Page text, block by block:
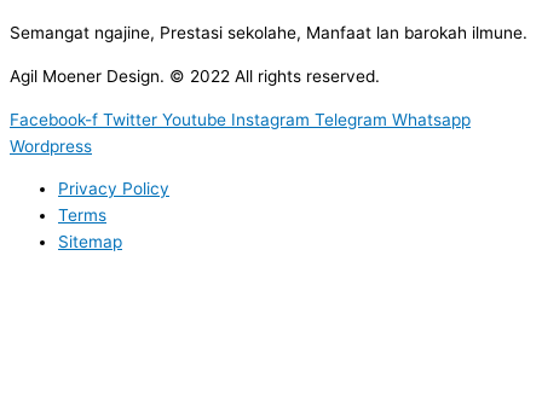
Semangat ngajine, Prestasi sekolahe, Manfaat lan barokah ilmune.
Agil Moener Design. © 2022 All rights reserved.
Facebook-f Twitter Youtube Instagram Telegram Whatsapp
Wordpress
Privacy Policy
Terms
Sitemap